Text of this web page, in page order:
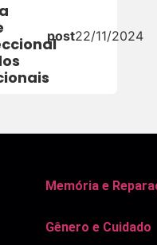
post22/11/2024
Memória e
Gênero e Cuidado